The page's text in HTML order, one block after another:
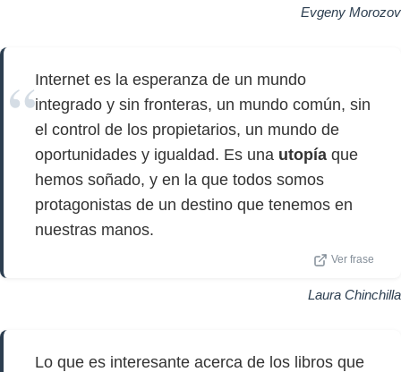
Evgeny Morozov
Internet es la esperanza de un mundo
integrado y sin fronteras, un mundo común, sin
el control de los propietarios, un mundo de
oportunidades y igualdad. Es una utopía que
hemos soñado, y en la que todos somos
protagonistas de un destino que tenemos en
nuestras manos.
Ver frase
Laura Chinchilla
Lo que es interesante acerca de los libros que